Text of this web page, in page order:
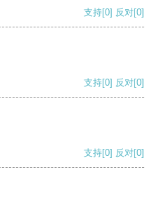
支持[0] 反对[0]
支持[0] 反对[0]
支持[0] 反对[0]